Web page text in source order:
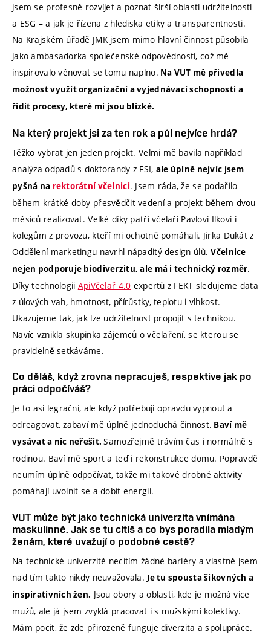
jsem se profesně rozvíjet a poznat širší oblasti udržitelnosti
a ESG – a jak je řízena z hlediska etiky a transparentnosti.
Na Krajském úřadě JMK jsem mimo hlavní činnost působila
jako ambasadorka společenské odpovědnosti, což mě
inspirovalo věnovat se tomu naplno. Na VUT mě přivedla
možnost využít organizační a vyjednávací schopnosti a
řídit procesy, které mi jsou blízké.
Na který projekt jsi za ten rok a půl nejvíce hrdá?
Těžko vybrat jen jeden projekt. Velmi mě bavila například
analýza odpadů s doktorandy z FSI, ale úplně nejvíc jsem
pyšná na rektorátní včelnici. Jsem ráda, že se podařilo
během krátké doby přesvědčit vedení a projekt během dvou
měsíců realizovat. Velké díky patří včelaři Pavlovi Ilkovi i
kolegům z provozu, kteří mi ochotně pomáhali. Jirka Dukát z
Oddělení marketingu navrhl nápaditý design úlů.Včelnice
nejen podporuje biodiverzitu, ale má i technický rozměr.
Díky technologii ApiVčelař 4.0 expertů z FEKT sledujeme data
z úlových vah, hmotnost, přírůstky, teplotu i vlhkost.
Ukazujeme tak, jak lze udržitelnost propojit s technikou.
Navíc vznikla skupinka zájemců o včelaření, se kterou se
pravidelně setkáváme.
Co děláš, když zrovna nepracuješ, respektive jak po
práci odpočíváš?
Je to asi legrační, ale když potřebuji opravdu vypnout a
odreagovat, zabaví mě úplně jednoduchá činnost. Baví mě
vysávat a nic neřešit. Samozřejmě trávím čas i normálně s
rodinou. Baví mě sport a teď i rekonstrukce domu. Popravdě
neumím úplně odpočívat, takže mi takové drobné aktivity
pomáhají uvolnit se a dobít energii.
VUT může být jako technická univerzita vnímána
maskulinně. Jak se tu cítíš a co bys poradila mladým
ženám, které uvažují o podobné cestě?
Na technické univerzitě necítím žádné bariéry a vlastně jsem
nad tím takto nikdy neuvažovala. Je tu spousta šikovných a
inspirativních žen. Jsou obory a oblasti, kde je možná více
mužů, ale já jsem zvyklá pracovat i s mužskými kolektivy.
Mám pocit, že zde přirozeně funguje diverzita a spolupráce.